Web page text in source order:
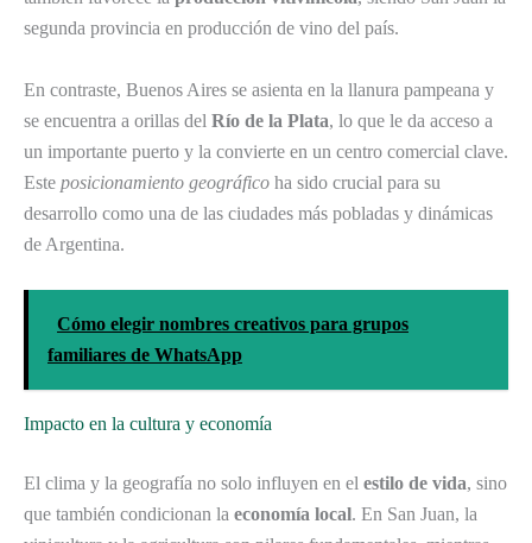
segunda provincia en producción de vino del país.
En contraste, Buenos Aires se asienta en la llanura pampeana y
se encuentra a orillas del Río de la Plata, lo que le da acceso a
un importante puerto y la convierte en un centro comercial clave.
Este posicionamiento geográfico ha sido crucial para su
desarrollo como una de las ciudades más pobladas y dinámicas
de Argentina.
Cómo elegir nombres creativos para grupos
familiares de WhatsApp
Impacto en la cultura y economía
El clima y la geografía no solo influyen en el estilo de vida, sino
que también condicionan la economía local. En San Juan, la